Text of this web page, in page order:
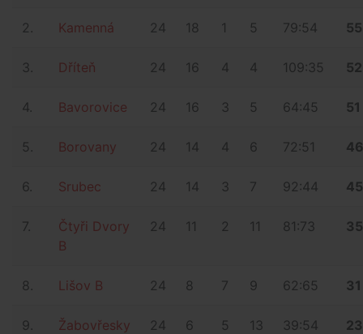
2. Kamenná 24 18 1 5 79:54 55
3. Dříteň 24 16 4 4 109:35 52
4. Bavorovice 24 16 3 5 64:45 51
5. Borovany 24 14 4 6 72:51 46
6. Srubec 24 14 3 7 92:44 45
7.
Čtyři Dvory
B
24 11 2 11 81:73 35
8. Lišov B 24 8 7 9 62:65 31
9. Žabovřesky 24 6 5 13 39:54 23